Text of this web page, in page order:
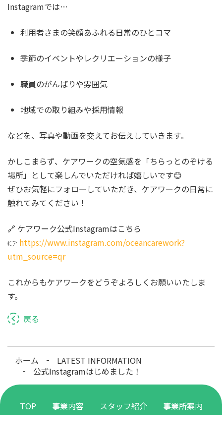
Instagramでは…
利用者さまの笑顔あふれる日常のひとコマ
季節のイベントやレクリエーションの様子
職員のがんばりや雰囲気
地域での取り組みや採用情報
などを、写真や動画を交えてお伝えしていきます。
かしこまらず、ケアワークの空気感を「ちらっとのぞける
場所」として楽しんでいただければ嬉しいです😊
ぜひお気軽にフォローしていただき、ケアワークの日常に
触れてみてください！
🔗 ケアワーク公式Instagramはこちら
👉 https://www.instagram.com/oceancarework?
utm_source=qr
これからもケアワークをどうぞよろしくお願いいたしま
す。
戻る
ホーム
LATEST INFORMATION
公式Instagramはじめました！
TOP 事業内容 スタッフ紹介
事業所案内